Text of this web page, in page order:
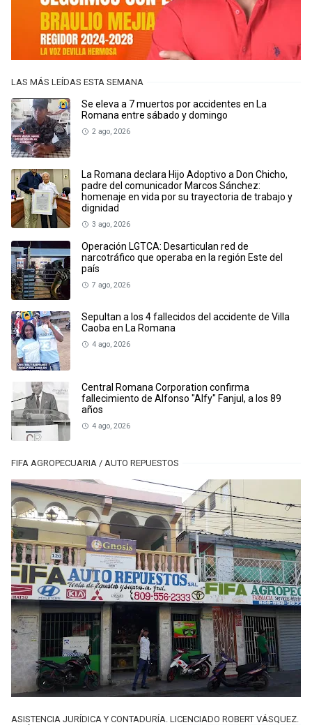
LAS MÁS LEÍDAS ESTA SEMANA
Se eleva a 7 muertos por accidentes en La
Romana entre sábado y domingo
2 ago, 2026
La Romana declara Hijo Adoptivo a Don Chicho,
padre del comunicador Marcos Sánchez:
homenaje en vida por su trayectoria de trabajo y
dignidad
3 ago, 2026
Operación LGTCA: Desarticulan red de
narcotráfico que operaba en la región Este del
país
7 ago, 2026
Sepultan a los 4 fallecidos del accidente de Villa
Caoba en La Romana
4 ago, 2026
Central Romana Corporation confirma
fallecimiento de Alfonso "Alfy" Fanjul, a los 89
años
4 ago, 2026
FIFA AGROPECUARIA / AUTO REPUESTOS
ASISTENCIA JURÍDICA Y CONTADURÍA. LICENCIADO ROBERT VÁSQUEZ.